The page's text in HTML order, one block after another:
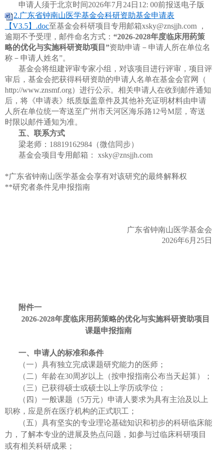
申请人须于北京时间2026年7月24日12: 00前报送电子版
2.广东省钟南山医学基金会科研资助基金申请表
【V3.5】.doc至基金会科研项目专用邮箱xsky@znsjjh.com ，
逾期不予受理，邮件命名方式： “2026-2028年度临床用药策
略的优化与实施科研资助项目”资助申请－申请人所在单位名
称－申请人姓名”。
基金会将组建评审专家小组，对该项目进行评审，项目评
审后，基金会把获得科研资助的申请人名单在基金会官网（
http://www.znsmf.org）进行公示。相关申请人在收到邮件通知
后，将《申请表》纸质版盖章件及其他补充证明材料由申请
人所在单位统一寄送至广州市天河区海乐路12号M层，寄送
时限以邮件通知为准。
五、联系方式
梁老师：18819162984（微信同步）
基金会项目专用邮箱：
xsky@znsjjh.com
*广东省钟南山医学基金会享有对该研究的最终解释权
**研究者条件见申报指南
广东省钟南山医学基金会
2026年6月25日
附件一
2026-2028年度临床用药策略的优化与实施科研资助项目
课题申报指南
一、申请人的标准和条件
（一） 具有独立完成课题研究能力的医师；
（二） 年龄在30周岁以上（按申报指南公布当天起算）；
（三） 已获得硕士或硕士以上学历或学位；
（四） 一般课题（5万元） 申请人要求为具有主治及以上
职称，应是所在医疗机构的正式职工；
（五） 具有坚实的专业理论基础知识和初步的科研临床能
力，了解本专业的进展及热点问题，如参与过临床科研项目
或有相关科研成果；